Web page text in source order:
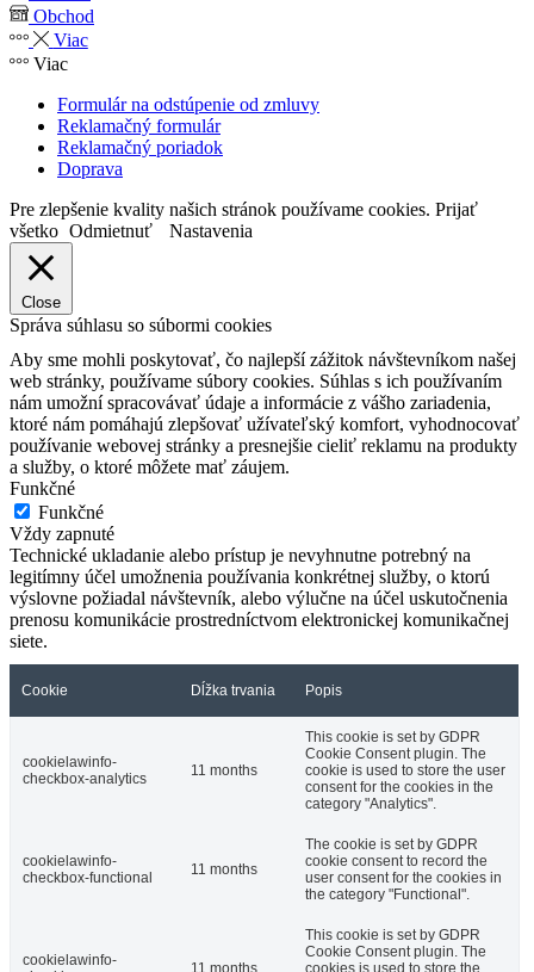
Obchod
Viac
Viac
Formulár na odstúpenie od zmluvy
Reklamačný formulár
Reklamačný poriadok
Doprava
Pre zlepšenie kvality našich stránok používame cookies. Prijať
všetko Odmietnuť Nastavenia
Close
Správa súhlasu so súbormi cookies
Aby sme mohli poskytovať, čo najlepší zážitok návštevníkom našej
web stránky, používame súbory cookies. Súhlas s ich používaním
nám umožní spracovávať údaje a informácie z vášho zariadenia,
ktoré nám pomáhajú zlepšovať užívateľský komfort, vyhodnocovať
používanie webovej stránky a presnejšie cieliť reklamu na produkty
a služby, o ktoré môžete mať záujem.
Funkčné
Funkčné
Vždy zapnuté
Technické ukladanie alebo prístup je nevyhnutne potrebný na
legitímny účel umožnenia používania konkrétnej služby, o ktorú
výslovne požiadal návštevník, alebo výlučne na účel uskutočnenia
prenosu komunikácie prostredníctvom elektronickej komunikačnej
siete.
Cookie Dĺžka trvania Popis
cookielawinfo-
checkbox-analytics
11 months
This cookie is set by GDPR
Cookie Consent plugin. The
cookie is used to store the user
consent for the cookies in the
category "Analytics".
cookielawinfo-
checkbox-functional
11 months
The cookie is set by GDPR
cookie consent to record the
user consent for the cookies in
the category "Functional".
cookielawinfo-
This cookie is set by GDPR
Cookie Consent plugin. The